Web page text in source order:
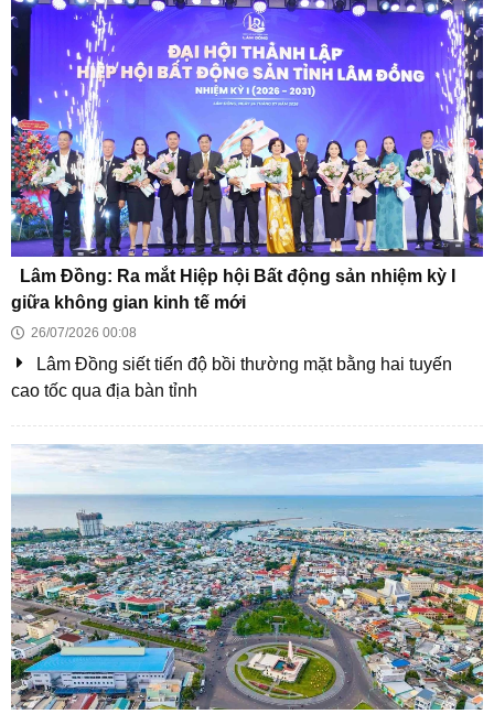
Lâm Đồng tháo gỡ vướng mắc mặt bằng, tăng tốc dự án
chung cư Sông Cà Ty
TP HCM phải tự gỡ vướng để vận hành dự án chống
ngập 10.000 tỷ trong năm 2026